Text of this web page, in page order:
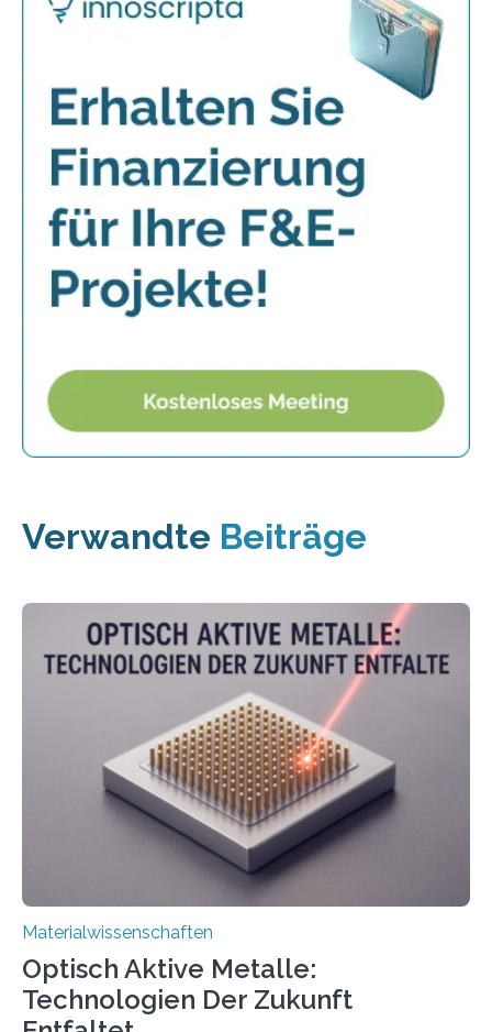
Verwandte Beiträge
Materialwissenschaften
Optisch Aktive Metalle:
Technologien Der Zukunft